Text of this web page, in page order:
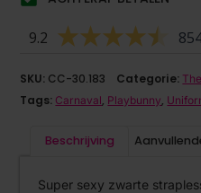
9.2
SKU: CC-30.183 Categorie:
Tags: Carnaval, Playbunny,
Beschrijving
Super sexy zwarte